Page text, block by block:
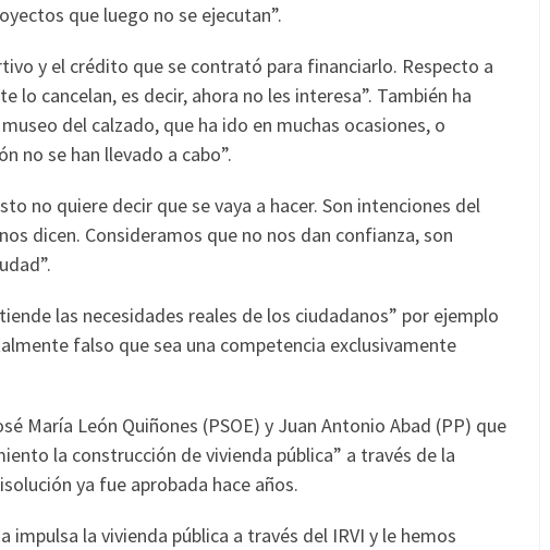
que luego no se ejecutan”.
y el crédito que se contrató para financiarlo. Respecto a
lo cancelan, es decir, ahora no les interesa”. También ha
del calzado, que ha ido en muchas ocasiones, o
no se han llevado a cabo”.
no quiere decir que se vaya a hacer. Son intenciones del
dicen. Consideramos que no nos dan confianza, son
las necesidades reales de los ciudadanos” por ejemplo
falso que sea una competencia exclusivamente
María León Quiñones (PSOE) y Juan Antonio Abad (PP) que
la construcción de vivienda pública” a través de la
ya fue aprobada hace años.
impulsa la vivienda pública a través del IRVI y le hemos